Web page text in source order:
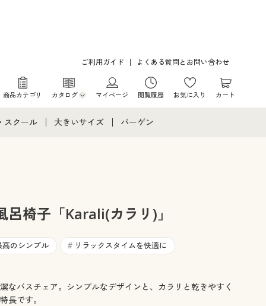
ご利用ガイド よくある質問とお問い合わせ
商品カテゴリ カタログ
カタログ・チラシからのご注文
マイページ 閲覧履歴 お気に入り カート
スクール
ア・ティーンズ下着
大きいサイズ
大きいサイズ レディース下着
大きいサイズ メンズ
バーゲン
呂椅子「Karali(カラリ)」
高のシンプル # リラックスタイムを快適に
なバスチェア。シンプルなデザインと、カラリと乾きやすく
長です。